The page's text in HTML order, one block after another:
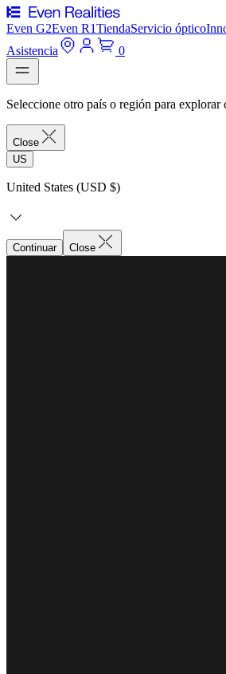
Even G2Even R1TiendaServicio óptico
Asistencia
0
Seleccione otro país o región para
Close
US
United States (USD $)
Continuar Close